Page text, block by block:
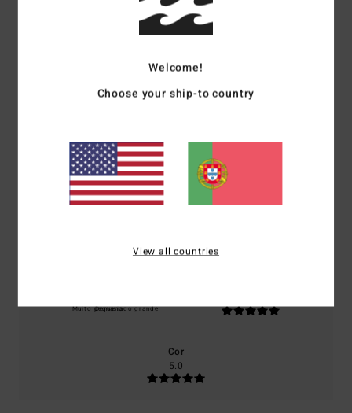
Avaliações dos clientes
Pontuação média
5.0
baseado em1 avaliações verificadasdesde Maio 2026
100% dos nossos clientes recomendam este produto
Muito pequeno
Demasiado grande
Cor
5.0
Welcome!
Choose your ship-to country
View all countries